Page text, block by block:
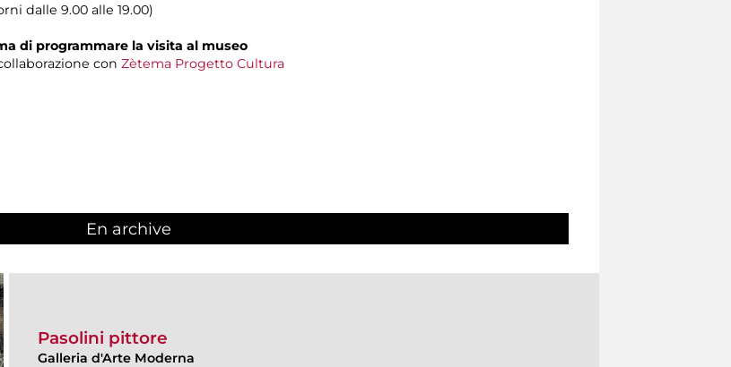
dalle 9.00 alle 19.00)
di programmare la visita al museo
con Zètema Progetto Cultura
En archive
Pasolini pittore
Galleria d'Arte Moderna